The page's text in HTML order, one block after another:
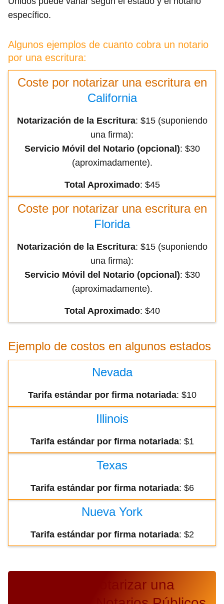
específico.
Algunos ejemplos de cuanto cobra un notario
por una escritura:
Coste por notarizar una escritura en
California
Notarización de la Escritura: $15 (suponiendo
una firma):
Servicio Móvil del Notario (opcional): $30
(aproximadamente).
Total Aproximado: $45
Coste por notarizar una escritura en
Florida
Notarización de la Escritura: $15 (suponiendo
una firma):
Servicio Móvil del Notario (opcional): $30
(aproximadamente).
Total Aproximado: $40
Ejemplo de costos en algunos estados
Nevada
Tarifa estándar por firma notariada: $10
Illinois
Tarifa estándar por firma notariada: $1
Texas
Tarifa estándar por firma notariada: $6
Nueva York
Tarifa estándar por firma notariada: $2
Coste para notarizar una